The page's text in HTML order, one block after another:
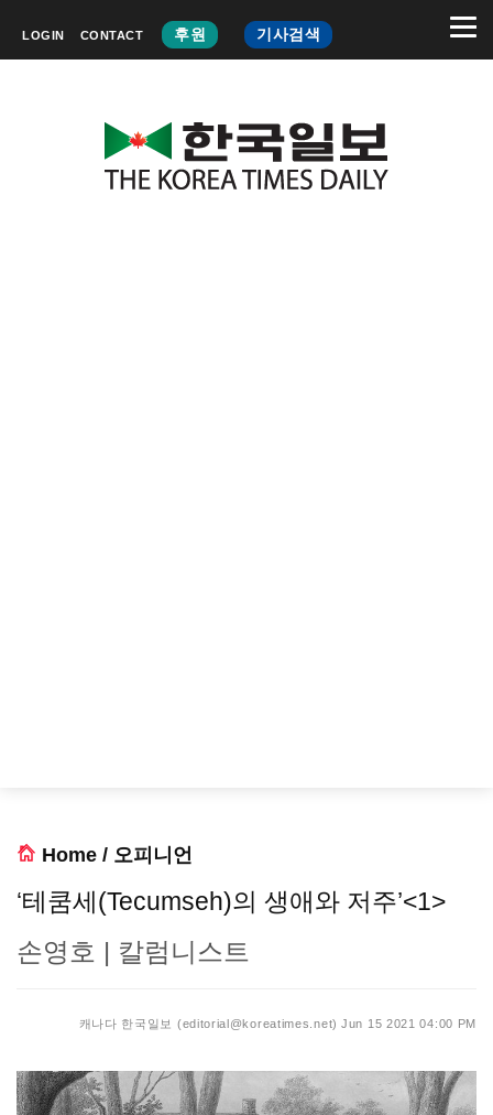
LOGIN CONTACT 후원 기사검색
Home / 오피니언
‘테쿰세(Tecumseh)의 생애와 저주’<1>
손영호 | 칼럼니스트
캐나다 한국일보 (editorial@koreatimes.net) Jun 15 2021 04:00 PM